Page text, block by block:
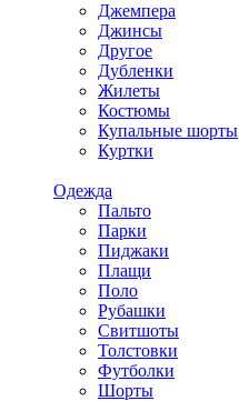
Джемпера
Джинсы
Другое
Дубленки
Жилеты
Костюмы
Купальные шорты
Куртки
Одежда
Пальто
Парки
Пиджаки
Плащи
Поло
Рубашки
Свитшоты
Толстовки
Футболки
Шорты